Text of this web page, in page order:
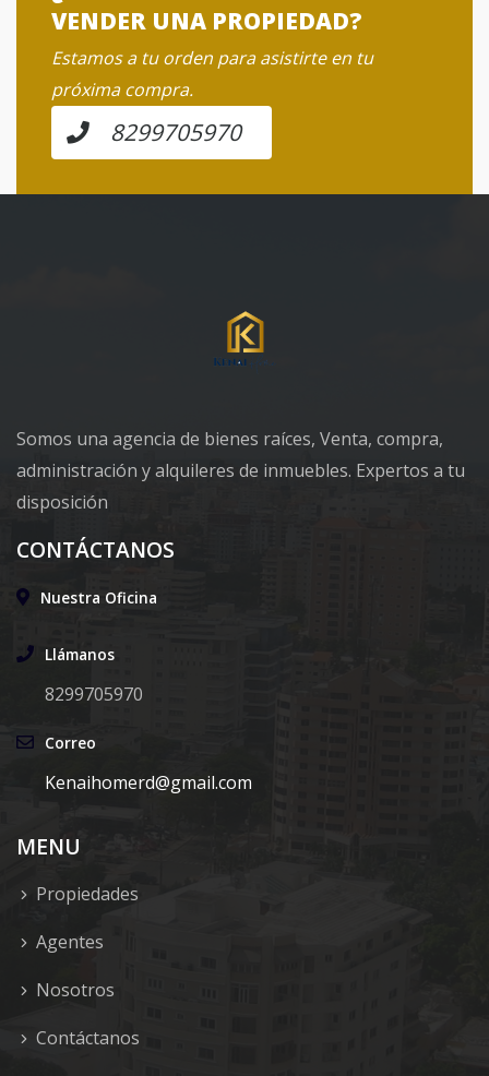
VENDER UNA PROPIEDAD?
Estamos a tu orden para asistirte en tu
próxima compra.
8299705970
Somos una agencia de bienes raíces, Venta, compra,
administración y alquileres de inmuebles. Expertos a tu
disposición
CONTÁCTANOS
Nuestra Oficina
Llámanos
8299705970
Correo
Kenaihomerd@gmail.com
MENU
Propiedades
Agentes
Nosotros
Contáctanos